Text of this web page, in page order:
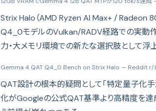
Strix Halo（AMD Ryzen AI Max+ / Radeon
Q4_0モデルのVulkan/RADV経路での実動
力・大メモリ環境での新たな選択肢として浮
Gemma 4 QAT Q4_0 Bench on Strix Halo — Reddit r/
QAT設計の根本的疑問として「特定量子化
化がGoogleの公式QAT基準より高精度を達